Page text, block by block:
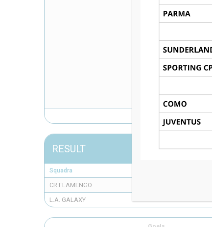
RESULT
Squadra
CR FLAMENGO
L.A. GALAXY